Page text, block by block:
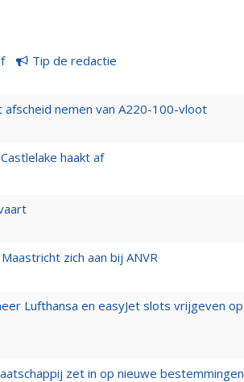
Tip de redactie
afscheid nemen van A220-100-vloot
haakt af
zich aan bij ANVR
Lufthansa en easyJet slots vrijgeven op
zet in op nieuwe bestemmingen